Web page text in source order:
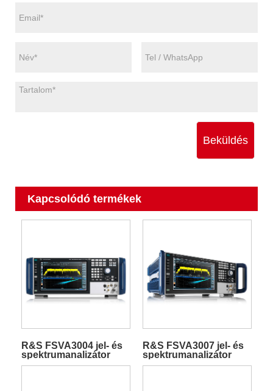
Beküldés
Kapcsolódó termékek
R&S FSVA3004 jel- és
spektrumanalizátor
R&S FSVA3007 jel- és
spektrumanalizátor